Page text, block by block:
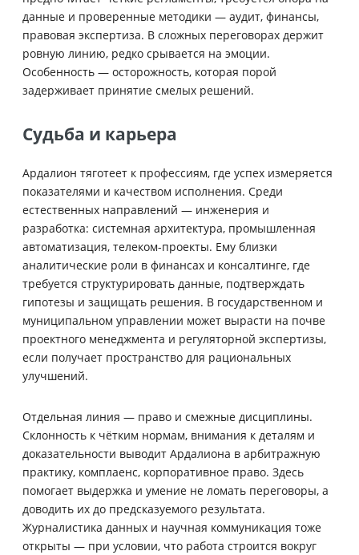
данные и проверенные методики — аудит, финансы,
правовая экспертиза. В сложных переговорах держит
ровную линию, редко срывается на эмоции.
Особенность — осторожность, которая порой
задерживает принятие смелых решений.
Судьба и карьера
Ардалион тяготеет к профессиям, где успех измеряется
показателями и качеством исполнения. Среди
естественных направлений — инженерия и
разработка: системная архитектура, промышленная
автоматизация, телеком-проекты. Ему близки
аналитические роли в финансах и консалтинге, где
требуется структурировать данные, подтверждать
гипотезы и защищать решения. В государственном и
муниципальном управлении может вырасти на почве
проектного менеджмента и регуляторной экспертизы,
если получает пространство для рациональных
улучшений.
Отдельная линия — право и смежные дисциплины.
Склонность к чётким нормам, внимания к деталям и
доказательности выводит Ардалиона в арбитражную
практику, комплаенс, корпоративное право. Здесь
помогает выдержка и умение не ломать переговоры, а
доводить их до предсказуемого результата.
Журналистика данных и научная коммуникация тоже
открыты — при условии, что работа строится вокруг